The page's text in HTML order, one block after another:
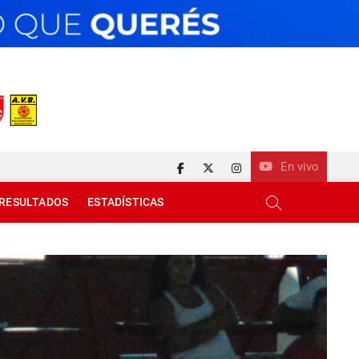
En vivo
facebook
twitterinstagram
RESULTADOS ESTADÍSTICAS